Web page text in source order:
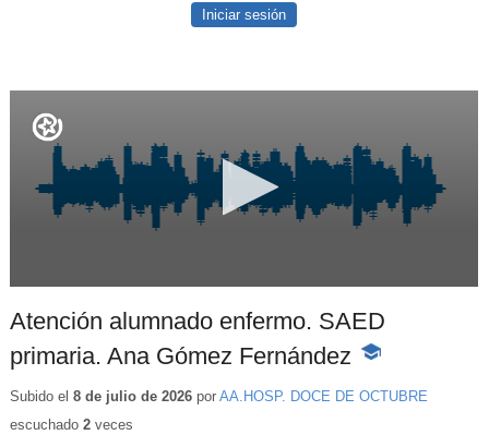
Iniciar sesión
Atención alumnado enfermo. SAED
primaria. Ana Gómez Fernández
-
educativo
Subido el 8 de julio de 2026por AA.HOSP. DOCE DE OCTUBRE
escuchado 2veces